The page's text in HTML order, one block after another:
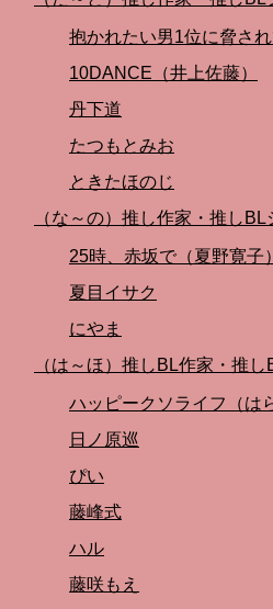
抱かれたい男1位に脅さ
10DANCE（井上佐藤）
丹下道
たつもとみお
ときたほのじ
（な～の）推し作家・推しBL
25時、赤坂で（夏野寛子）
夏目イサク
にやま
（は～ほ）推しBL作家・推
ハッピークソライフ（は
日ノ原巡
ぴい
藤峰式
ハル
藤咲もえ